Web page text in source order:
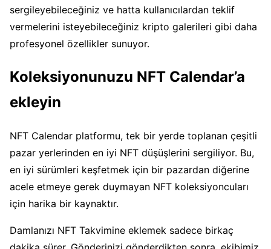
sergileyebileceğiniz ve hatta kullanıcılardan teklif
vermelerini isteyebileceğiniz kripto galerileri gibi daha
profesyonel özellikler sunuyor.
Koleksiyonunuzu NFT Calendar’a
ekleyin
NFT Calendar platformu, tek bir yerde toplanan çeşitli
pazar yerlerinden en iyi NFT düşüşlerini sergiliyor. Bu,
en iyi sürümleri keşfetmek için bir pazardan diğerine
acele etmeye gerek duymayan NFT koleksiyoncuları
için harika bir kaynaktır.
Damlanızı NFT Takvimine eklemek sadece birkaç